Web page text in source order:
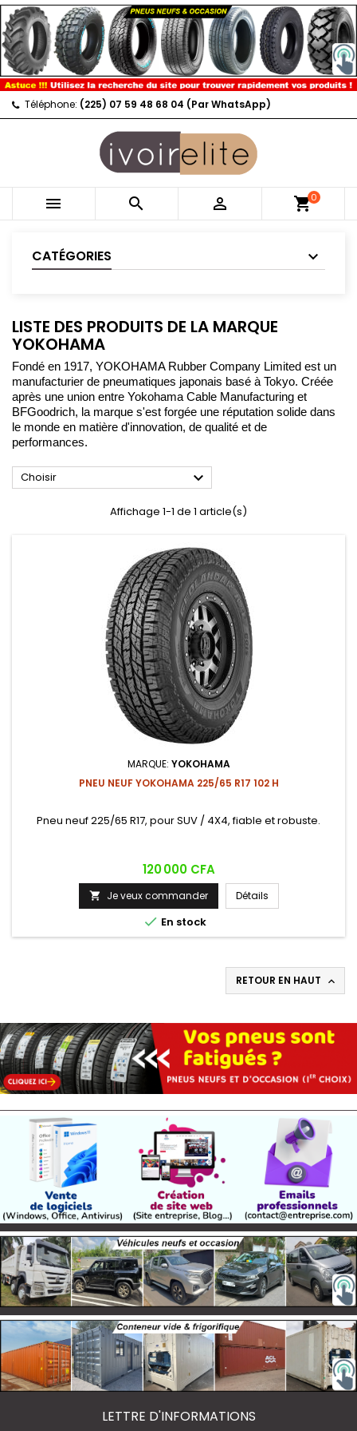
Téléphone: (225) 07 59 48 68 04 (Par WhatsApp)
   shopping_cart0
CATÉGORIES
LISTE DES PRODUITS DE LA MARQUE
YOKOHAMA
Fondé en 1917, YOKOHAMA Rubber Company Limited est un
manufacturier de pneumatiques japonais basé à Tokyo. Créée
après une union entre Yokohama Cable Manufacturing et
BFGoodrich, la marque s'est forgée une réputation solide dans
le monde en matière d'innovation, de qualité et de
performances.
Choisir 
Affichage 1-1 de 1 article(s)
MARQUE: YOKOHAMA
PNEU NEUF YOKOHAMA 225/65 R17 102 H
Pneu neuf 225/65 R17, pour SUV / 4X4, fiable et robuste.
Prix
120 000 CFA
 Je veux commander Détails
 En stock
RETOUR EN HAUT 
LETTRE D'INFORMATIONS